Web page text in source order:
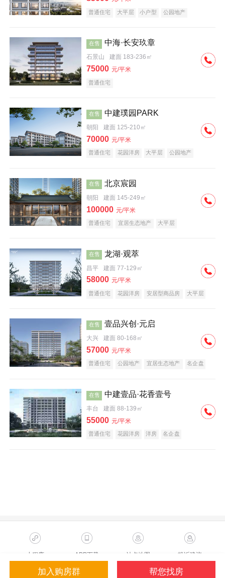
普通住宅 大平层 小户型
公园地产
在售 中海·长安玖章
石景山 建面 183-236㎡
75000 元/平米
普通住宅
在售 中建璞园PARK
朝阳 建面 125-210㎡
70000 元/平米
普通住宅 花园洋房 大平层
公园地产
在售 北京宸园
朝阳 建面 145-249㎡
100000 元/平米
普通住宅 宜居生态地产 大平层
在售 龙湖·观萃
昌平 建面 77-129㎡
58000 元/平米
普通住宅 花园洋房 安居型商品房
大平层
在售 壹品兴创·元启
大兴 建面 80-168㎡
57000 元/平米
普通住宅 公园地产 宜居生态地产 名企盘
在售 中建壹品·花香壹号
丰台 建面 88-139㎡
55000 元/平米
普通住宅 花园洋房 洋房 名企盘
加入购房群 帮您找房
小程序 APP下载 站点地图 投诉建议